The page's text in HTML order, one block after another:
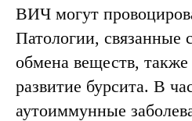
ВИЧ могут
Патологии, связанные
обмена веществ,
развитие бурсита. В
аутоиммунные